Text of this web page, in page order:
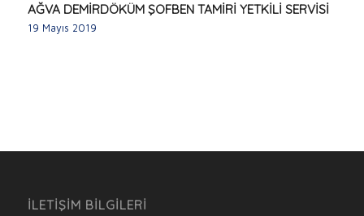
AĞVA DEMİRDÖKÜM ŞOFBEN TAMİRİ YETKİLİ SERVİSİ
19 Mayıs 2019
İLETİŞİM BİLGİLERİ